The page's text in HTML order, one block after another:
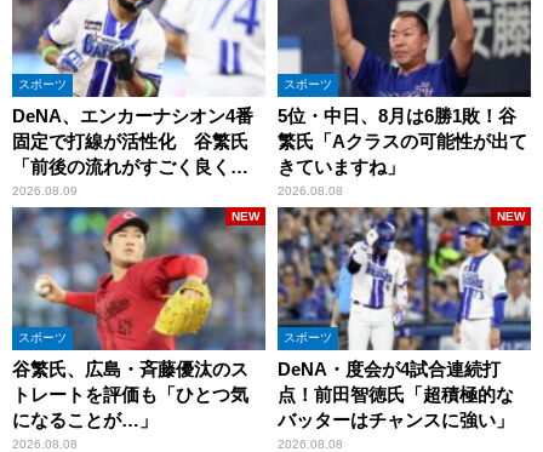
スポーツ
DeNA、エンカーナシオン4番
固定で打線が活性化 谷繁氏
「前後の流れがすごく良くな
りましたね」
2026.08.09
スポーツ
5位・中日、8月は6勝1敗！谷
繁氏「Aクラスの可能性が出て
きていますね」
2026.08.08
スポーツ
谷繁氏、広島・斉藤優汰のス
トレートを評価も「ひとつ気
になることが…」
2026.08.08
NEW
スポーツ
DeNA・度会が4試合連続打
点！前田智徳氏「超積極的な
バッターはチャンスに強い」
2026.08.08
NEW